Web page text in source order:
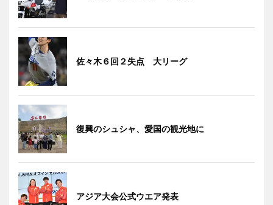
佐々木６回２失点 大リーグ
復興のシュシャ、愛国の観光地に
アジア大会公式ウエア発表